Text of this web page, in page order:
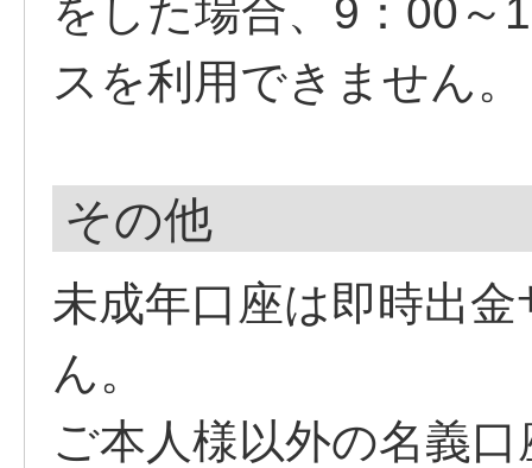
をした場合、9：00～
スを利用できません。
その他
未成年口座は即時出
ん。
ご本人様以外の名義